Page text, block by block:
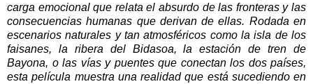
carga emocional que relata el absurdo de las fronteras y las
consecuencias humanas que derivan de ellas. Rodada en
escenarios naturales y tan atmosféricos como la isla de los
faisanes, la ribera del Bidasoa, la estación de tren de
Bayona, o las vías y puentes que conectan los dos países,
esta película muestra una realidad que está sucediendo en